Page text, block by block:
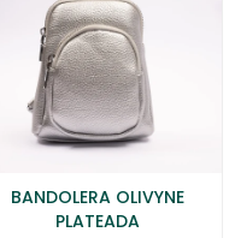
BANDOLERA OLIVYNE
PLATEADA